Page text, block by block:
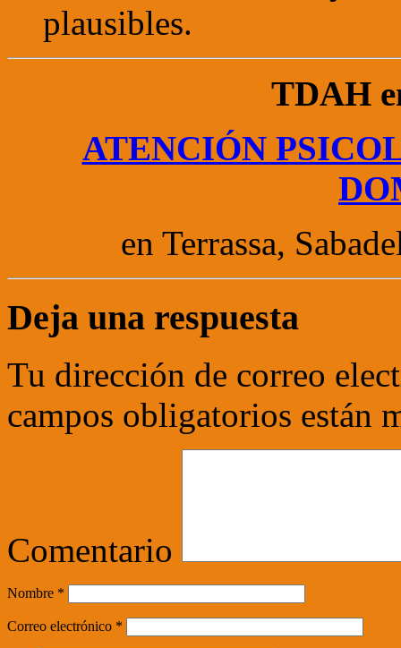
plausibles.
TDAH
ATENCIÓN
en Terrassa,
Deja una respuesta
Tu dirección de correo
campos obligatorios están
Comentario
Nombre *
Correo electrónico *